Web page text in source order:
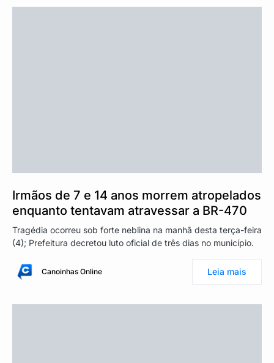
Irmãos de 7 e 14 anos morrem atropelados
enquanto tentavam atravessar a BR-470
Tragédia ocorreu sob forte neblina na manhã desta terça-feira
(4); Prefeitura decretou luto oficial de três dias no município.
Canoinhas Online Leia mais